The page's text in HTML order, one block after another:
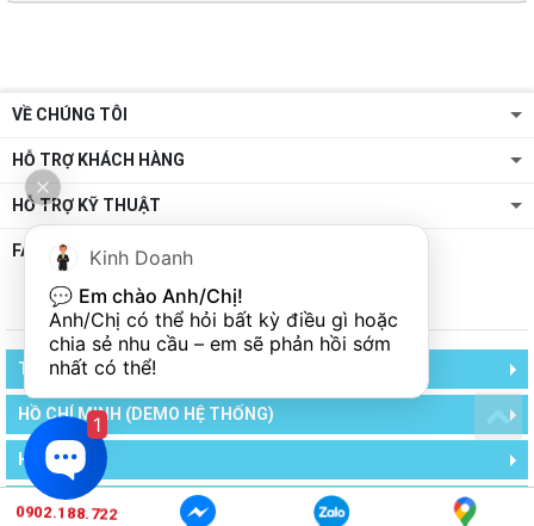
VỀ CHÚNG TÔI
HỖ TRỢ KHÁCH HÀNG
HỖ TRỢ KỸ THUẬT
FANPAGE
TCA - TRUNG CHÍNH AUDIO
HỒ CHÍ MINH (DEMO HỆ THỐNG)
HÀ NỘI
HÀ NỘI (DEMO HỆ THỐNG)
0902.188.722
Kinh Doanh
💬 Em chào Anh/Chị!
Anh/Chị có thể hỏi bất kỳ điều gì hoặc
chia sẻ nhu cầu – em sẽ phản hồi sớm
nhất có thể!
1